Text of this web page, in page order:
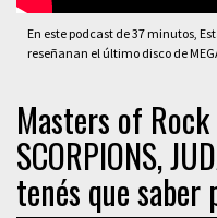
En este podcast de 37 minutos,
reseñanan el último disco de
Masters of Rock
SCORPIONS,
tenés que